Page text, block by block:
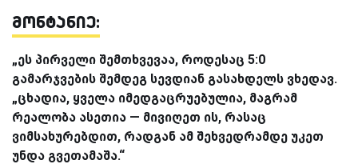
მონტანიე:
„ეს პირველი შემთხვევაა, როდესაც 5:0
გამარჯვების შემდეგ სევდიან გასახდელს ვხედავ.
„ცხადია, ყველა იმედგაცრუებულია, მაგრამ
რეალობა ასეთია — მივიღეთ ის, რასაც
ვიმსახურებდით, რადგან ამ შეხვედრამდე უკეთ
უნდა გვეთამაშა.“